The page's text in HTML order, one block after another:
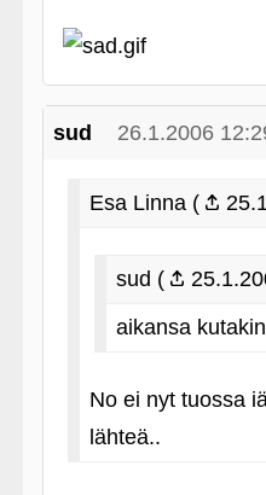
sud 26.1.2006
Esa Linna (
sud (
aikansa
No ei nyt tuossa
lähteä..